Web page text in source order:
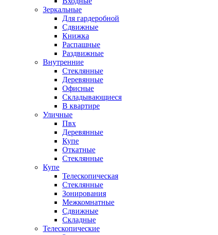
Зеркальные
Для гардеробной
Сдвижные
Книжка
Распашные
Раздвижные
Внутренние
Стеклянные
Деревянные
Офисные
Складывающиеся
В квартире
Уличные
Пвх
Деревянные
Купе
Откатные
Стеклянные
Купе
Телескопическая
Стеклянные
Зонирования
Межкомнатные
Сдвижные
Складные
Телескопические